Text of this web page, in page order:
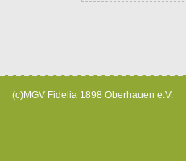
(c)MGV Fidelia 1898 Oberhauen e.V.